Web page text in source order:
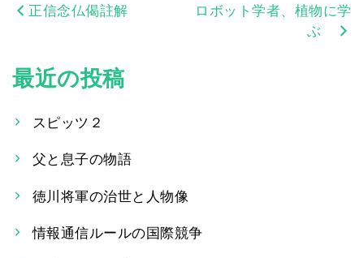
投
ナ
ビ
シ
ョ
正信念仏偈註解
ロボット学者、植物に学
ぶ
最近の投稿
スピッツ２
父と息子の物語
徳川将軍の治世と人物像
情報通信ルールの国際競争